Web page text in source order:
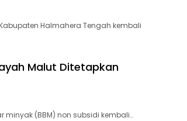
Kabupaten Halmahera Tengah kembali
Malut Ditetapkan
minyak (BBM) non subsidi kembali…